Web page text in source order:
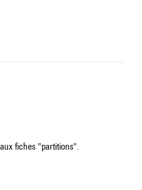
fiches "partitions".